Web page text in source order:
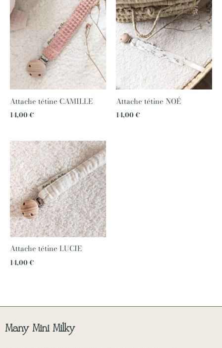
Attache tétine CAMILLE
14,00 €
Attache tétine NOÉ
14,00 €
Attache tétine LUCIE
14,00 €
Many Mini Milky